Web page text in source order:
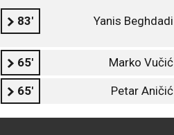
83' Yanis Beghdadi
65' Marko Vučić
65' Petar Aničić